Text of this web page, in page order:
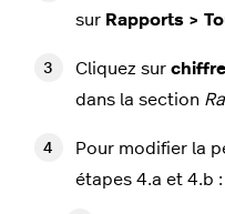
sur Rapports >
Cliquez sur
dans la section
Pour modifier la
étapes 4.a et 4.b :